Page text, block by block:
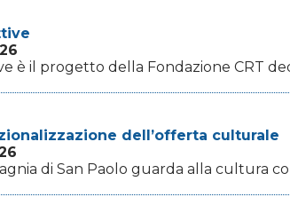
è il progetto della Fondazione CRT
dell’offerta culturale
di San Paolo guarda alla cultura